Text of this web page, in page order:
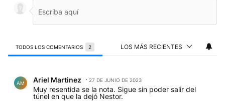
TODOS LOS COMENTARIOS 2 LOS MÁS RECIENTES
AM Ariel Martinez 27 DE JUNIO DE 2023
Muy resentida se la nota. Sigue sin poder salir del
túnel en que la dejó Nestor.